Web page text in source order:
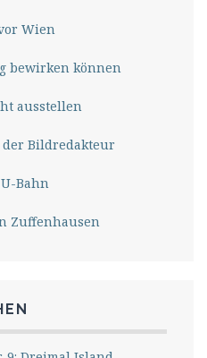
Wien
bewirken können
ausstellen
der Bildredakteur
Bahn
Zuffenhausen